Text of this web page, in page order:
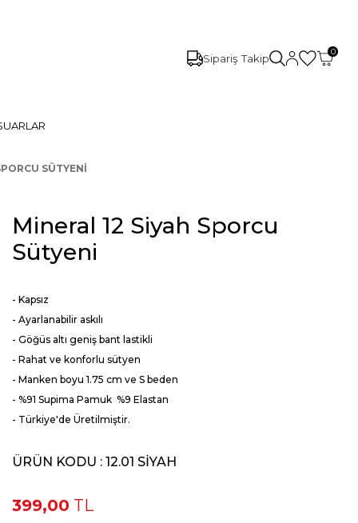
Sipariş Takip
0
SÜTYENI
Mineral 12 Siyah Sporcu
Sütyeni
- Kapsız
- Ayarlanabilir askılı
- Göğüs altı geniş bant lastikli
- Rahat ve konforlu sütyen
- Manken boyu 1.75 cm ve S beden
- %91 Supima Pamuk %9 Elastan
- Türkiye'de Üretilmiştir.
ÜRÜN KODU : 12.01 SİYAH
399,00 TL